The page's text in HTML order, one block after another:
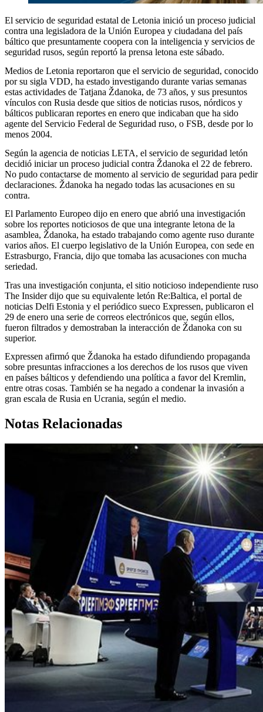
El servicio de seguridad estatal de Letonia inició un proceso judicial
contra una legisladora de la Unión Europea y ciudadana del país
báltico que presuntamente coopera con la inteligencia y servicios de
seguridad rusos, según reportó la prensa letona este sábado.
Medios de Letonia reportaron que el servicio de seguridad, conocido
por su sigla VDD, ha estado investigando durante varias semanas
estas actividades de Tatjana Ždanoka, de 73 años, y sus presuntos
vínculos con Rusia desde que sitios de noticias rusos, nórdicos y
bálticos publicaran reportes en enero que indicaban que ha sido
agente del Servicio Federal de Seguridad ruso, o FSB, desde por lo
menos 2004.
Según la agencia de noticias LETA, el servicio de seguridad letón
decidió iniciar un proceso judicial contra Ždanoka el 22 de febrero.
No pudo contactarse de momento al servicio de seguridad para pedir
declaraciones. Ždanoka ha negado todas las acusaciones en su
contra.
El Parlamento Europeo dijo en enero que abrió una investigación
sobre los reportes noticiosos de que una integrante letona de la
asamblea, Ždanoka, ha estado trabajando como agente ruso durante
varios años. El cuerpo legislativo de la Unión Europea, con sede en
Estrasburgo, Francia, dijo que tomaba las acusaciones con mucha
seriedad.
Tras una investigación conjunta, el sitio noticioso independiente ruso
The Insider dijo que su equivalente letón Re:Baltica, el portal de
noticias Delfi Estonia y el periódico sueco Expressen, publicaron el
29 de enero una serie de correos electrónicos que, según ellos,
fueron filtrados y demostraban la interacción de Ždanoka con su
superior.
Expressen afirmó que Ždanoka ha estado difundiendo propaganda
sobre presuntas infracciones a los derechos de los rusos que viven
en países bálticos y defendiendo una política a favor del Kremlin,
entre otras cosas. También se ha negado a condenar la invasión a
gran escala de Rusia en Ucrania, según el medio.
Notas Relacionadas